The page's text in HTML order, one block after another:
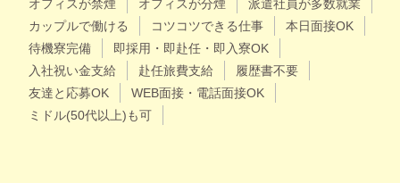
オフィスが禁煙
オフィスが分煙
派遣社員が多数就業
カップルで働ける
コツコツできる仕事
本日面接OK
待機寮完備
即採用・即赴任・即入寮OK
入社祝い金支給
赴任旅費支給
履歴書不要
友達と応募OK
WEB面接・電話面接OK
ミドル(50代以上)も可